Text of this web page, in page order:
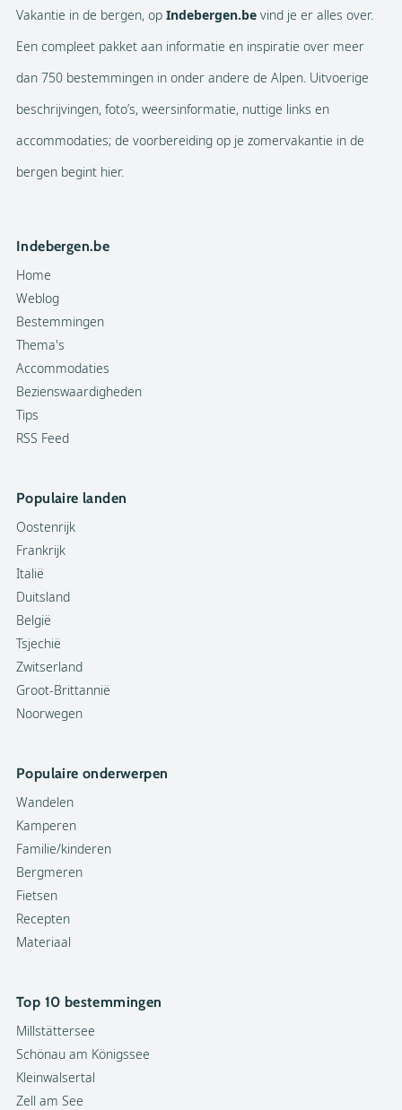
Vakantie in de bergen, op Indebergen.be vind je er alles over.
Een compleet pakket aan informatie en inspiratie over meer
dan 750 bestemmingen in onder andere de Alpen. Uitvoerige
beschrijvingen, foto’s, weersinformatie, nuttige links en
accommodaties; de voorbereiding op je zomervakantie in de
bergen begint hier.
Indebergen.be
Home
Weblog
Bestemmingen
Thema's
Accommodaties
Bezienswaardigheden
Tips
RSS Feed
Populaire landen
Oostenrijk
Frankrijk
Italië
Duitsland
België
Tsjechië
Zwitserland
Groot-Brittannië
Noorwegen
Populaire onderwerpen
Wandelen
Kamperen
Familie/kinderen
Bergmeren
Fietsen
Recepten
Materiaal
Top 10 bestemmingen
Millstättersee
Schönau am Königssee
Kleinwalsertal
Zell am See